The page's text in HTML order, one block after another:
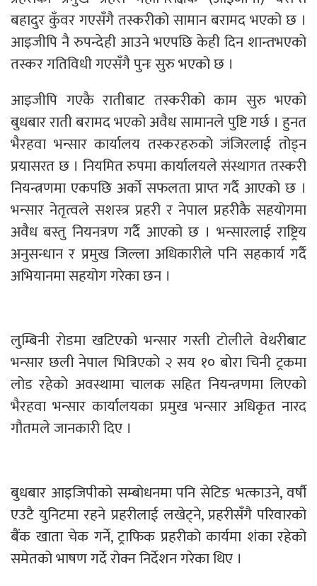
बहादुर कुँवर गएसँगै तस्करीको सामान बरामद भएको छ ।
आइजीपि नै रुपन्देही आउने भएपछि केही दिन शान्तभएको
तस्कर गतिविधी गएसँगै पुनः सुरु भएको छ ।
आइजीपि गएकै रातीबाट तस्करीको काम सुरु भएको
बुधबार राती बरामद भएको अवैध सामानले पुष्टि गर्छ । हुनत
भैरहवा भन्सार कार्यालय तस्करहरुको जंजिरलाई तोड्न
प्रयासरत छ । नियमित रुपमा कार्यालयले संस्थागत तस्करी
नियन्त्रणमा एकपछि अर्को सफलता प्राप्त गर्दै आएको छ ।
भन्सार नेतृत्वले सशस्त्र प्रहरी र नेपाल प्रहरीकै सहयोगमा
अवैध बस्तु नियनत्रण गर्दै आएको छ । भन्सारलाई राष्ट्रिय
अनुसन्धान र प्रमुख जिल्ला अधिकारीले पनि सहकार्य गर्दै
अभियानमा सहयोग गरेका छन ।
लुम्बिनी रोडमा खटिएको भन्सार गस्ती टोलीले वेथरीबाट
भन्सार छली नेपाल भित्रिएको २ सय १० बोरा चिनी ट्रकमा
लोड रहेको अवस्थामा चालक सहित नियन्त्रणमा लिएको
भैरहवा भन्सार कार्यालयका प्रमुख भन्सार अधिकृत नारद
गौतमले जानकारी दिए ।
बुधबार आइजिपीको सम्बोधनमा पनि सेटिङ भत्काउने, वर्षौ
एउटै युनिटमा रहने प्रहरीलाई लखेट्ने, प्रहरीसँगै परिवारको
बैंक खाता चेक गर्ने, ट्राफिक प्रहरीको कार्यमा शंका रहेको
समेतको भाषण गर्दे रोक्न निर्देशन गरेका थिए ।